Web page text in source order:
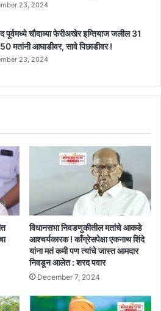
23, 2024
पूर्वमध्ये चौदाव्या फेरीअखेर इम्तियाज जलील 31
मतांनी आघाडीवर, सावे पिछाडीवर !
23, 2024
विधानसभा निवडणुकीतील मतांचे आकडे
आश्चर्यकारक ! काँग्रेसपेक्षा एकनाथ शिंदे
यांना मतं कमी पण त्यांचे जास्त आमदार
निवडून आलेत : शरद पवार
December 7, 2024